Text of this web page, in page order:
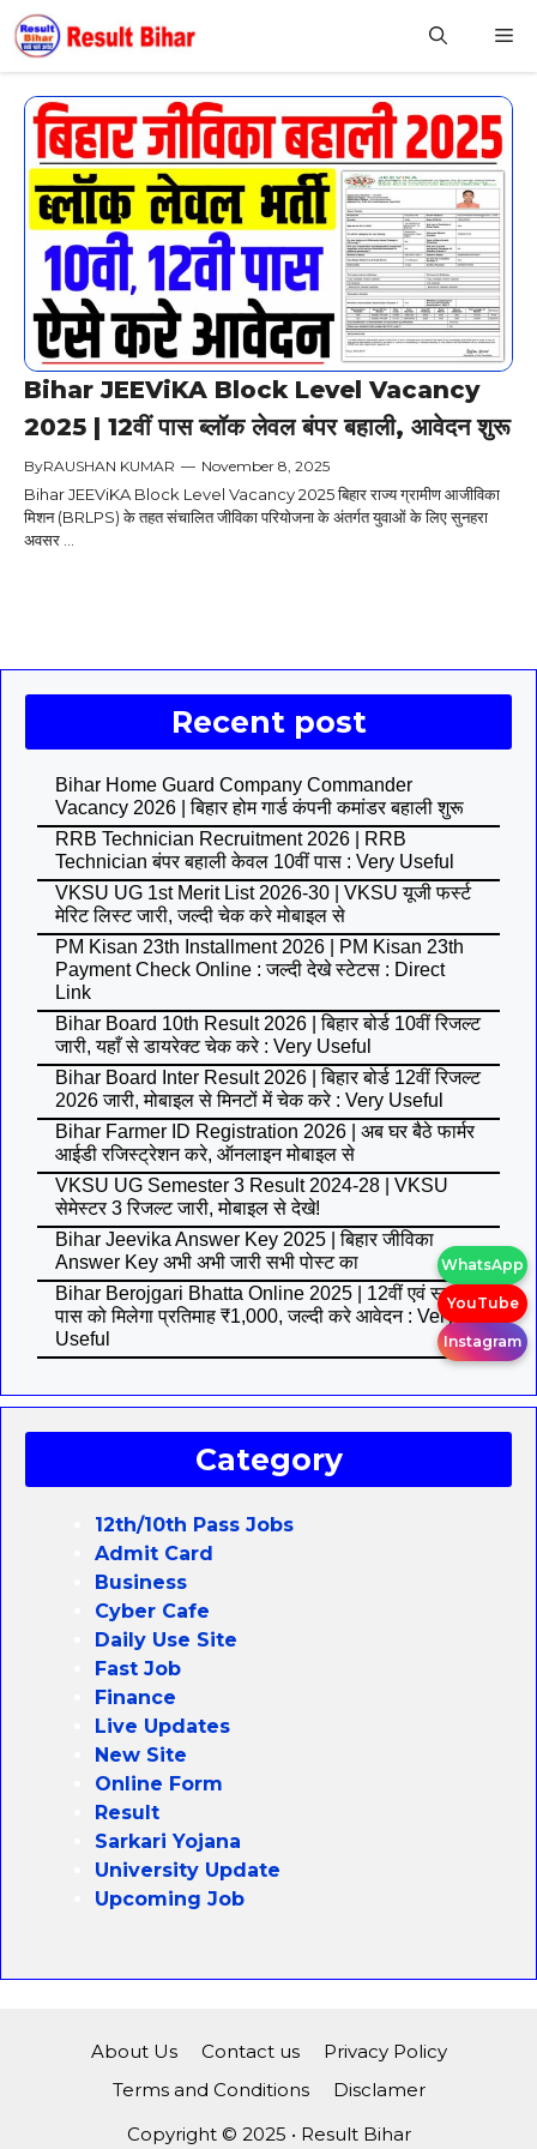
Skip
to
content
Bihar JEEViKA Block Level Vacancy
2025 | 12वीं पास ब्लॉक लेवल बंपर बहाली, आवेदन शुरू
ByRAUSHAN KUMAR — November 8, 2025
Bihar JEEViKA Block Level Vacancy 2025 बिहार राज्य ग्रामीण आजीविका
मिशन (BRLPS) के तहत संचालित जीविका परियोजना के अंतर्गत युवाओं के लिए सुनहरा
अवसर ...
Recent post
Bihar Home Guard Company Commander
Vacancy 2026 | बिहार होम गार्ड कंपनी कमांडर बहाली शुरू
RRB Technician Recruitment 2026 | RRB
Technician बंपर बहाली केवल 10वीं पास : Very Useful
VKSU UG 1st Merit List 2026-30 | VKSU यूजी फर्स्ट
मेरिट लिस्ट जारी, जल्दी चेक करे मोबाइल से
PM Kisan 23th Installment 2026 | PM Kisan 23th
Payment Check Online : जल्दी देखे स्टेटस : Direct
Link
Bihar Board 10th Result 2026 | बिहार बोर्ड 10वीं रिजल्ट
जारी, यहाँ से डायरेक्ट चेक करे : Very Useful
Bihar Board Inter Result 2026 | बिहार बोर्ड 12वीं रिजल्ट
2026 जारी, मोबाइल से मिनटों में चेक करे : Very Useful
Bihar Farmer ID Registration 2026 | अब घर बैठे फार्मर
आईडी रजिस्ट्रेशन करे, ऑनलाइन मोबाइल से
VKSU UG Semester 3 Result 2024-28 | VKSU
सेमेस्टर 3 रिजल्ट जारी, मोबाइल से देखे!
Bihar Jeevika Answer Key 2025 | बिहार जीविका
Answer Key अभी अभी जारी सभी पोस्ट का
Bihar Berojgari Bhatta Online 2025 | 12वीं एवं स्नातक
पास को मिलेगा प्रतिमाह ₹1,000, जल्दी करे आवेदन : Very
Useful
Category
12th/10th Pass Jobs
Admit Card
Business
Cyber Cafe
Daily Use Site
Fast Job
Finance
Live Updates
New Site
Online Form
Result
Sarkari Yojana
University Update
Upcoming Job
About Us Contact us
Privacy Policy
Terms and Conditions
Disclamer
Copyright © 2025 • Result Bihar
WhatsApp
YouTube
Instagram